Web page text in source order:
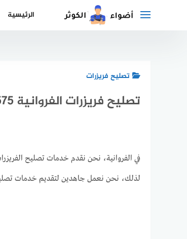
الرئيسية
تصليح فريزرات
تصليح فريزرات الفروانية 92287575
في الفروانية، نحن نقدم خدمات تصليح
لذلك، نحن نعمل جاهدين لتقديم خدمات